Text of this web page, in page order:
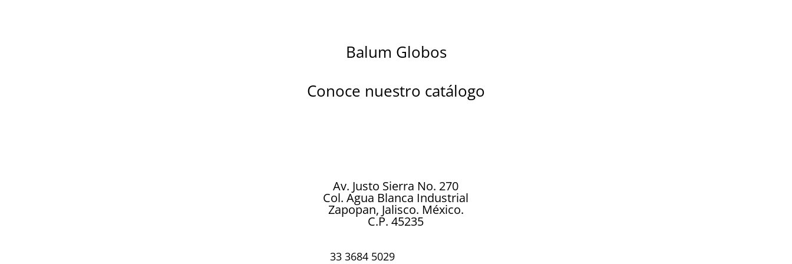
Balum Globos
Conoce nuestro catálogo
Av. Justo Sierra No. 270
Col. Agua Blanca Industrial
Zapopan, Jalisco. México.
C.P. 45235
33 3684 5029